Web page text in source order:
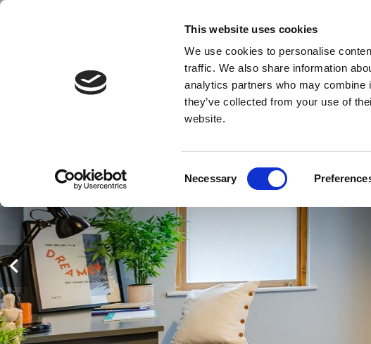
This website uses cookies
We use cookies to personalise
traffic. We also share information
analytics partners who may combine
they’ve collected from your use of
website.
Necessary
DLACZEGO